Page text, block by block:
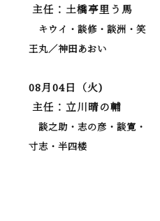
主任：土橋亭里う馬
キウイ・談修・談洲・笑
王丸／神田あおい
08月04日（火)
主任：立川晴の輔
談之助・志の彦・談寛・
寸志・半四楼